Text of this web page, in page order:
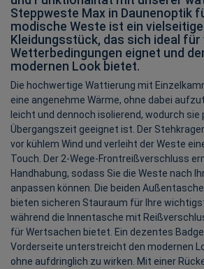
Steppweste Max in Daunenoptik
modische Weste ist ein
Kleidungsstück, das sich ideal
Wetterbedingungen eignet und
modernen Look bietet.
Die hochwertige Wattierung mit
eine angenehme Wärme, ohne dabei
leicht und dennoch isolierend, wodurch
Übergangszeit geeignet ist. Der
vor kühlem Wind und verleiht der Weste
Touch. Der 2-Wege-Frontreißverschluss
Handhabung, sodass Sie die Weste nach
anpassen können. Die beiden
bieten sicheren Stauraum für Ihre
während die Innentasche mit
für Wertsachen bietet. Ein dezentes
Vorderseite unterstreicht den modernen
ohne aufdringlich zu wirken. Mit einer